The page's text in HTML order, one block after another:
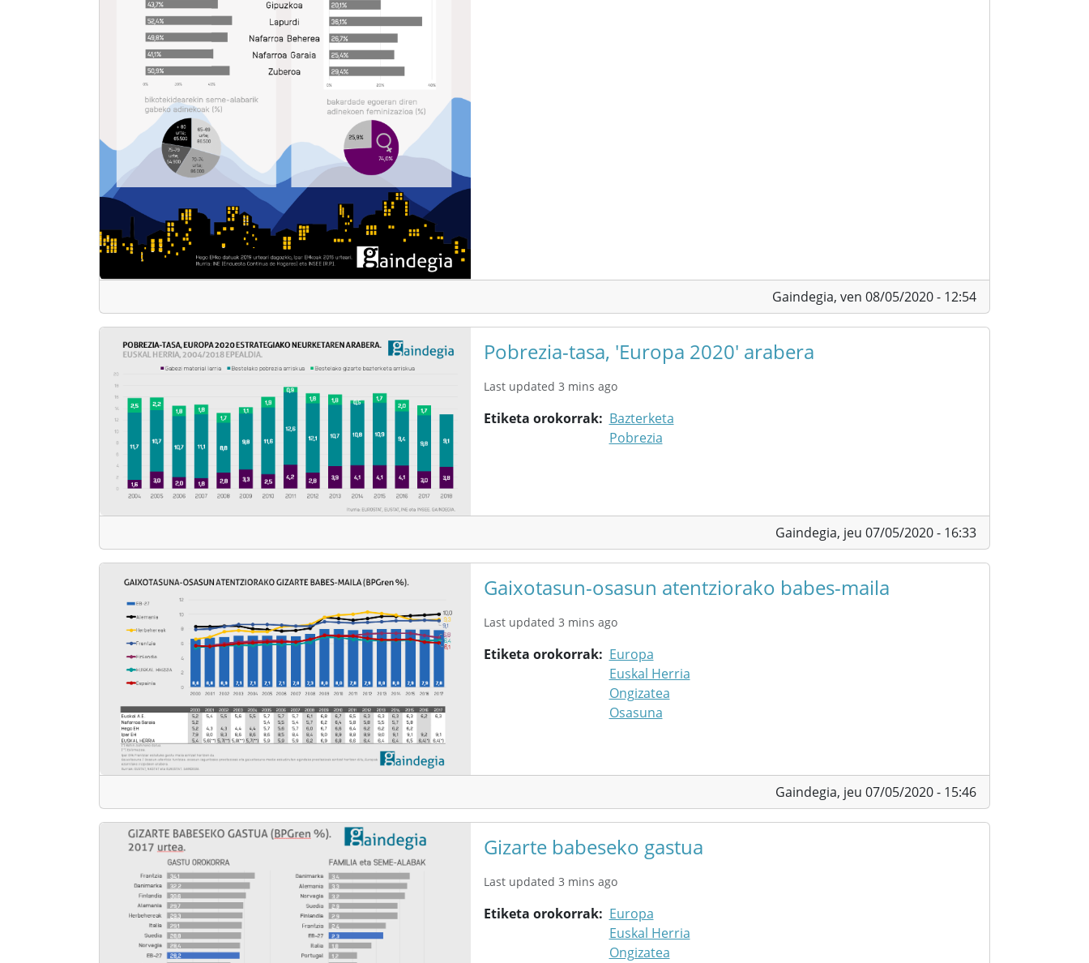
Gaindegia, ven 08/05/2020 - 12:54
Pobrezia-tasa, 'Europa 2020' arabera
Last updated 3 mins ago
Etiketa orokorrak
Bazterketa
Pobrezia
Gaindegia, jeu 07/05/2020 - 16:33
Gaixotasun-osasun atentziorako babes-maila
Last updated 3 mins ago
Etiketa orokorrak
Europa
Euskal Herria
Ongizatea
Osasuna
Gaindegia, jeu 07/05/2020 - 15:46
Gizarte babeseko gastua
Last updated 3 mins ago
Etiketa orokorrak
Europa
Euskal Herria
Ongizatea